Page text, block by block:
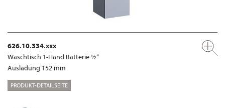
626.10.334.xxx
Waschtisch 1-Hand Batterie ½“
Ausladung 152 mm
PRODUKT-DETAILSEITE